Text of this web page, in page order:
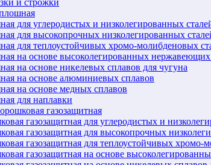
и строжки
для углеродистых и низколегированных
для высокопрочных низколегированных
для теплоустойчивых хромо-молибденовых
на основе высоколегированных нержавеющих
на основе никелевых сплавов для чугуна
на основе алюминиевых сплавов
на основе медных сплавов
для наплавки
газозащитная
газозащитная для углеродистых и
газозащитная для высокопрочных
газозащитная для теплоустойчивых хромо-
газозащитная на основе